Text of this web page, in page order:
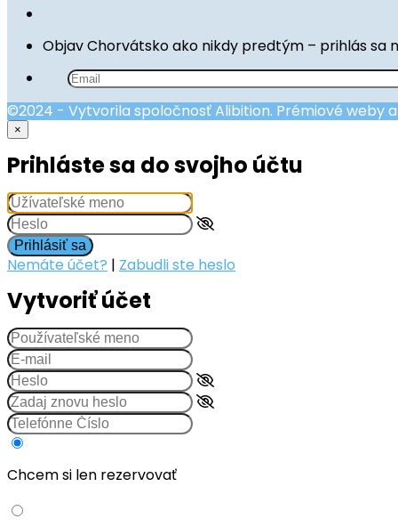
Objav Chorvátsko ako nikdy predtým – prihlás sa
©2024 - Vytvorila spoločnosť Alibition. Prémiové weby
×
Prihláste sa do svojho účtu
Prihlásiť sa
Nemáte účet? | Zabudli ste heslo
Vytvoriť účet
Chcem si len rezervovať